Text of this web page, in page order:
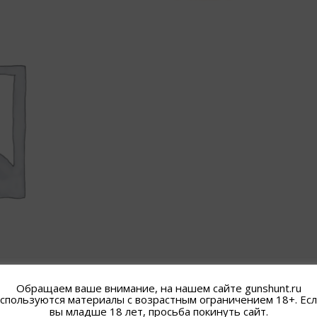
Обращаем ваше внимание, на нашем сайте gunshunt.ru
материалы с возрастным ограничением 18+.
вы младше 18 лет, просьба покинуть сайт.